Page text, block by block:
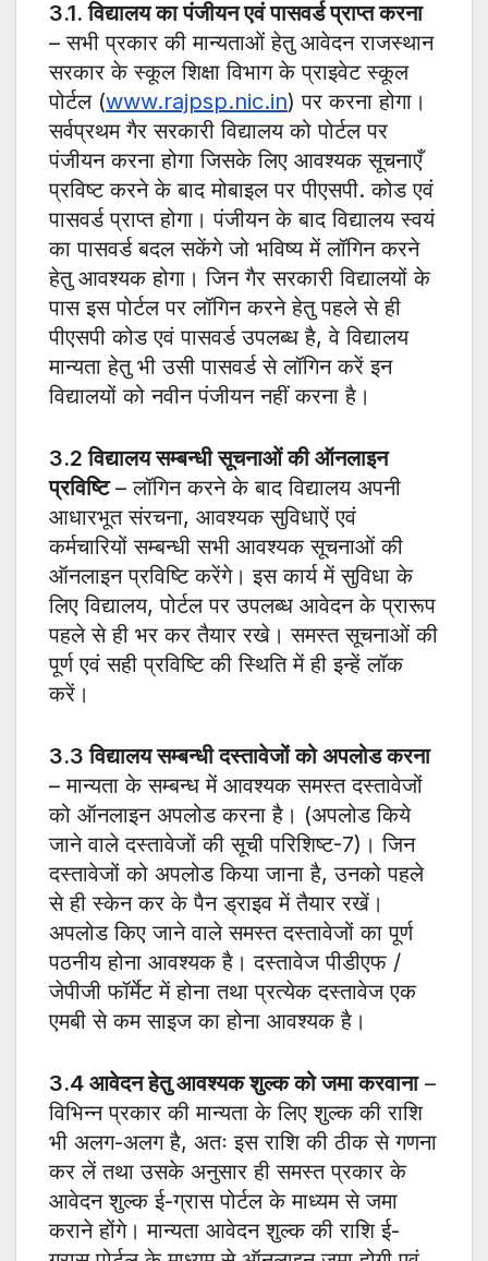
3.1.विद्यालय का पंजीयन एवं पासवर्ड प्राप्त करना
– सभी प्रकार की मान्यताओं हेतु आवेदन राजस्थान
सरकार के स्कूल शिक्षा विभाग के प्राइवेट स्कूल
पोर्टल (www.rajpsp.nic.in) पर करना होगा।
सर्वप्रथम गैर सरकारी विद्यालय को पोर्टल पर
पंजीयन करना होगा जिसके लिए आवश्यक सूचनाएँ
प्रविष्ट करने के बाद मोबाइल पर पीएसपी. कोड एवं
पासवर्ड प्राप्त होगा। पंजीयन के बाद विद्यालय स्वयं
का पासवर्ड बदल सकेंगे जो भविष्य में लॉगिन करने
हेतु आवश्यक होगा। जिन गैर सरकारी विद्यालयों के
पास इस पोर्टल पर लॉगिन करने हेतु पहले से ही
पीएसपी कोड एवं पासवर्ड उपलब्ध है, वे विद्यालय
मान्यता हेतु भी उसी पासवर्ड से लॉगिन करें इन
विद्यालयों को नवीन पंजीयन नहीं करना है।
3.2विद्यालय सम्बन्धी सूचनाओं की ऑनलाइन
प्रविष्टि– लॉगिन करने के बाद विद्यालय अपनी
आधारभूत संरचना, आवश्यक सुविधाऐं एवं
कर्मचारियों सम्बन्धी सभी आवश्यक सूचनाओं की
ऑनलाइन प्रविष्टि करेंगे। इस कार्य में सुविधा के
लिए विद्यालय, पोर्टल पर उपलब्ध आवेदन के प्रारूप
पहले से ही भर कर तैयार रखे। समस्त सूचनाओं की
पूर्ण एवं सही प्रविष्टि की स्थिति में ही इन्हें लॉक
करें।
3.3विद्यालय सम्बन्धी दस्तावेजों को अपलोड करना
– मान्यता के सम्बन्ध में आवश्यक समस्त दस्तावेजों
को ऑनलाइन अपलोड करना है। (अपलोड किये
जाने वाले दस्तावेजों की सूची परिशिष्ट-7)। जिन
दस्तावेजों को अपलोड किया जाना है, उनको पहले
से ही स्केन कर के पैन ड्राइव में तैयार रखें।
अपलोड किए जाने वाले समस्त दस्तावेजों का पूर्ण
पठनीय होना आवश्यक है। दस्तावेज पीडीएफ /
जेपीजी फॉर्मेट में होना तथा प्रत्येक दस्तावेज एक
एमबी से कम साइज का होना आवश्यक है।
3.4 आवेदन हेतु आवश्यक शुल्क को जमा करवाना–
विभिन्न प्रकार की मान्यता के लिए शुल्क की राशि
भी अलग-अलग है, अतः इस राशि की ठीक से गणना
कर लें तथा उसके अनुसार ही समस्त प्रकार के
आवेदन शुल्क ई-ग्रास पोर्टल के माध्यम से जमा
कराने होंगे। मान्यता आवेदन शुल्क की राशि ई-